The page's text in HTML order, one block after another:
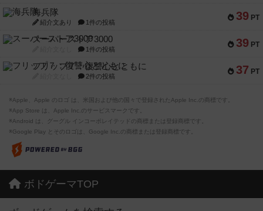
39 PT
海兵隊
紹介文あり 1件の投稿
39 PT
スーパーストア3000
1件の投稿
37 PT
フリップ７：復讐心とともに
2件の投稿
※Apple、Apple のロゴ は、米国および他の国々で登録されたApple Inc.の商標です。
※App Store は、Apple Inc.のサービスマークです。
※Android は、グーグル インコーポレイテッドの商標または登録商標です。
※Google Play とそのロゴは、Google Inc.の商標または登録商標です。
ボドゲーマTOP